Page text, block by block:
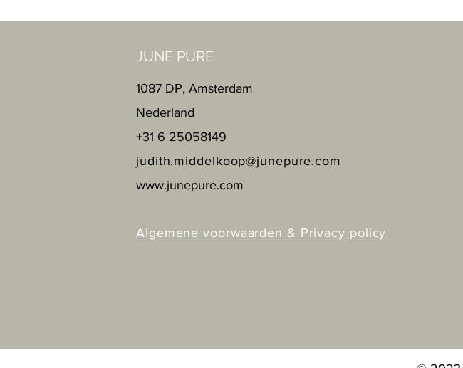
JUNE PURE
1087 DP, Amsterdam
Nederland
+31 6 25058149
judith.middelkoop@junepure.com
www.junepure.com
Algemene voorwaarden & Privacy policy